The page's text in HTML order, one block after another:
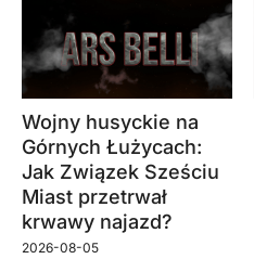
Wojny husyckie na
Górnych Łużycach:
Jak Związek Sześciu
Miast przetrwał
krwawy najazd?
2026-08-05